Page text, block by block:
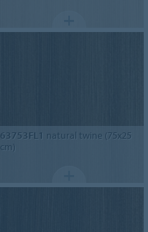
63753FL1 natural twine (75x25
cm)